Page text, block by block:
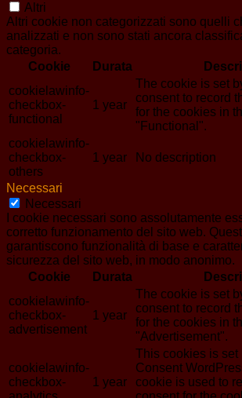
Altri
Altri cookie non categorizzati sono quelli
analizzati e non sono stati ancora
categoria.
Cookie
Durata
cookielawinfo-
checkbox-
functional
1 year
The cookie is set
consent to record
for the cookies in
"Functional".
cookielawinfo-
checkbox-
others
1 year No description
Necessari
Necessari
I cookie necessari sono assolutamente
corretto funzionamento del sito web.
garantiscono funzionalità di base e
sicurezza del sito web, in modo anonimo.
Cookie
Durata
cookielawinfo-
checkbox-
advertisement
1 year
The cookie is set
consent to record
for the cookies in
"Advertisement".
cookielawinfo-
checkbox-
1 year
This cookies is
Consent
cookie is used to